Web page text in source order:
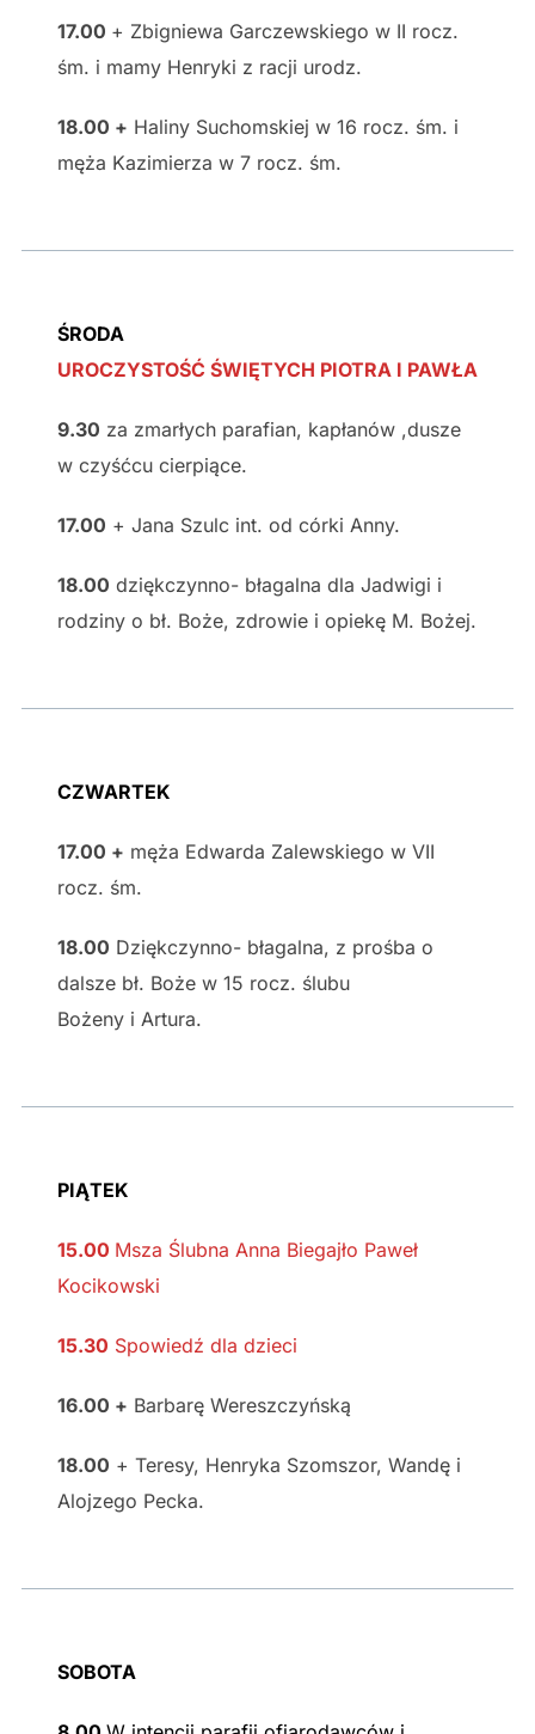
17.00 + Zbigniewa Garczewskiego w II rocz.
śm. i mamy Henryki z racji urodz.
18.00 + Haliny Suchomskiej w 16 rocz. śm. i
męża Kazimierza w 7 rocz. śm.
ŚRODA
UROCZYSTOŚĆ ŚWIĘTYCH PIOTRA I PAWŁA
9.30 za zmarłych parafian, kapłanów ,dusze
w czyśćcu cierpiące.
17.00 + Jana Szulc int. od córki Anny.
18.00 dziękczynno- błagalna dla Jadwigi i
rodziny o bł. Boże, zdrowie i opiekę M. Bożej.
CZWARTEK
17.00 + męża Edwarda Zalewskiego w VII
rocz. śm.
18.00 Dziękczynno- błagalna, z prośba o
dalsze bł. Boże w 15 rocz. ślubu
Bożeny i Artura.
PIĄTEK
15.00 Msza Ślubna Anna Biegajło Paweł
Kocikowski
15.30 Spowiedź dla dzieci
16.00 + Barbarę Wereszczyńską
18.00 + Teresy, Henryka Szomszor, Wandę i
Alojzego Pecka.
SOBOTA